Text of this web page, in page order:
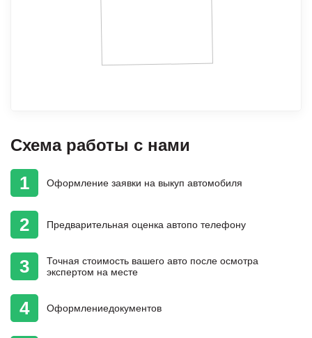
Схема работы с нами
1 Оформление заявки на выкуп автомобиля
2 Предварительная оценка автопо телефону
3 Точная стоимость вашего авто после осмотра
экспертом на месте
4 Оформлениедокументов